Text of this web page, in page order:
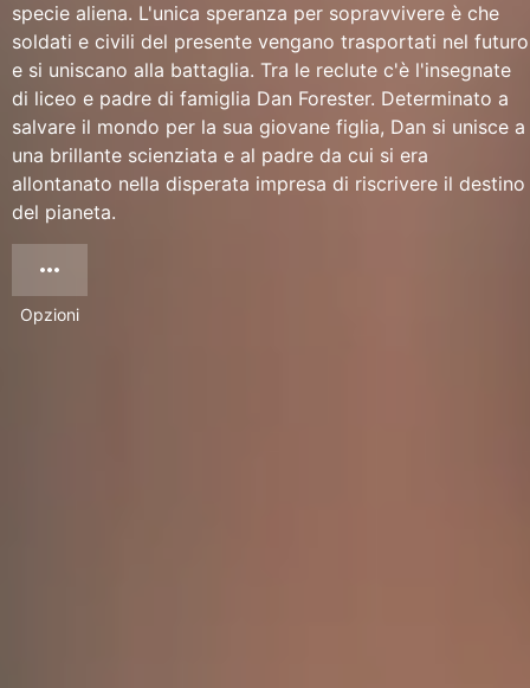
specie aliena. L'unica speranza per sopravvivere è che
soldati e civili del presente vengano trasportati nel futuro
e si uniscano alla battaglia. Tra le reclute c'è l'insegnate
di liceo e padre di famiglia Dan Forester. Determinato a
salvare il mondo per la sua giovane figlia, Dan si unisce a
una brillante scienziata e al padre da cui si era
allontanato nella disperata impresa di riscrivere il destino
del pianeta.
Opzioni